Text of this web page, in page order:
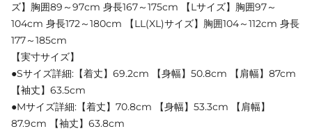
ズ】胸囲89～97cm 身長167～175cm 【Lサイズ】胸囲97～
104cm 身長172～180cm 【LL(XL)サイズ】胸囲104～112cm 身長
177～185cm
【実寸サイズ】
●Sサイズ詳細:【着丈】69.2cm 【身幅】50.8cm 【肩幅】87cm
【袖丈】63.5cm
●Mサイズ詳細:【着丈】70.8cm 【身幅】53.3cm 【肩幅】
87.9cm 【袖丈】63.8cm